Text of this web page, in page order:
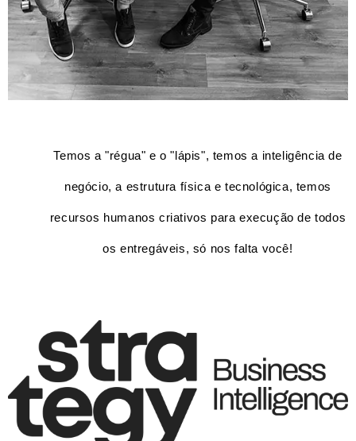
Temos a "régua" e o "lápis", temos a inteligência de
negócio, a estrutura física e tecnológica, temos
recursos humanos criativos para execução de todos
os entregáveis, só nos falta você!